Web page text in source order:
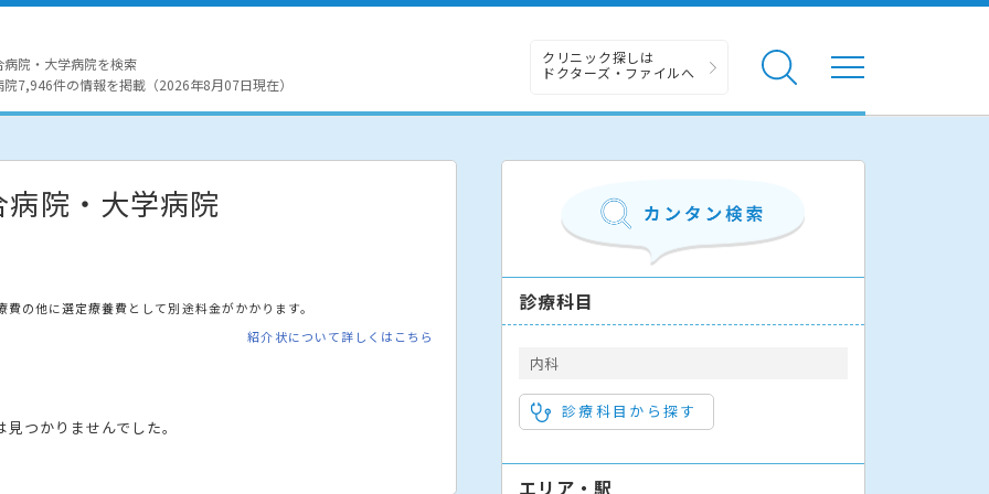
院・大学病院を検索
7,946件の情報を掲載（2026年8月07日現在）
クリニック探しは
ドクターズ・ファイルへ
院・大学病院
の他に選定療養費として別途料金がかかります。
紹介状について詳しくはこちら
つかりませんでした。
診療科目
内科
診療科目から探す
エリア・駅